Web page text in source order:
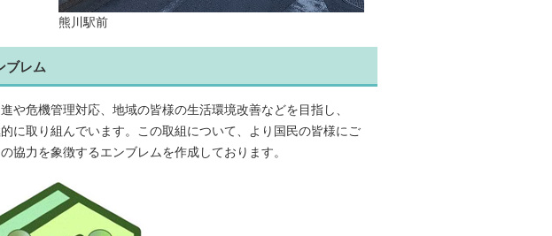
熊川駅前
ブレム
や危機管理対応、地域の皆様の生活環境改善などを目指し、
に取り組んでいます。この取組について、より国民の皆様にご
協力を象徴するエンブレムを作成しております。